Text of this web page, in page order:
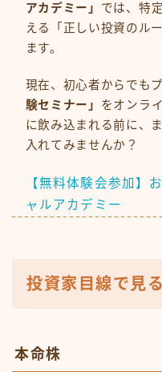
アカデミー」 では、特
える「正しい投資のル
ます。
現在、初心者からでも
験セミナー」 をオンラ
に飲み込まれる前に、
入れてみませんか？
【無料体験会参加】
ャルアカデミー
投資家目線で見
本命株